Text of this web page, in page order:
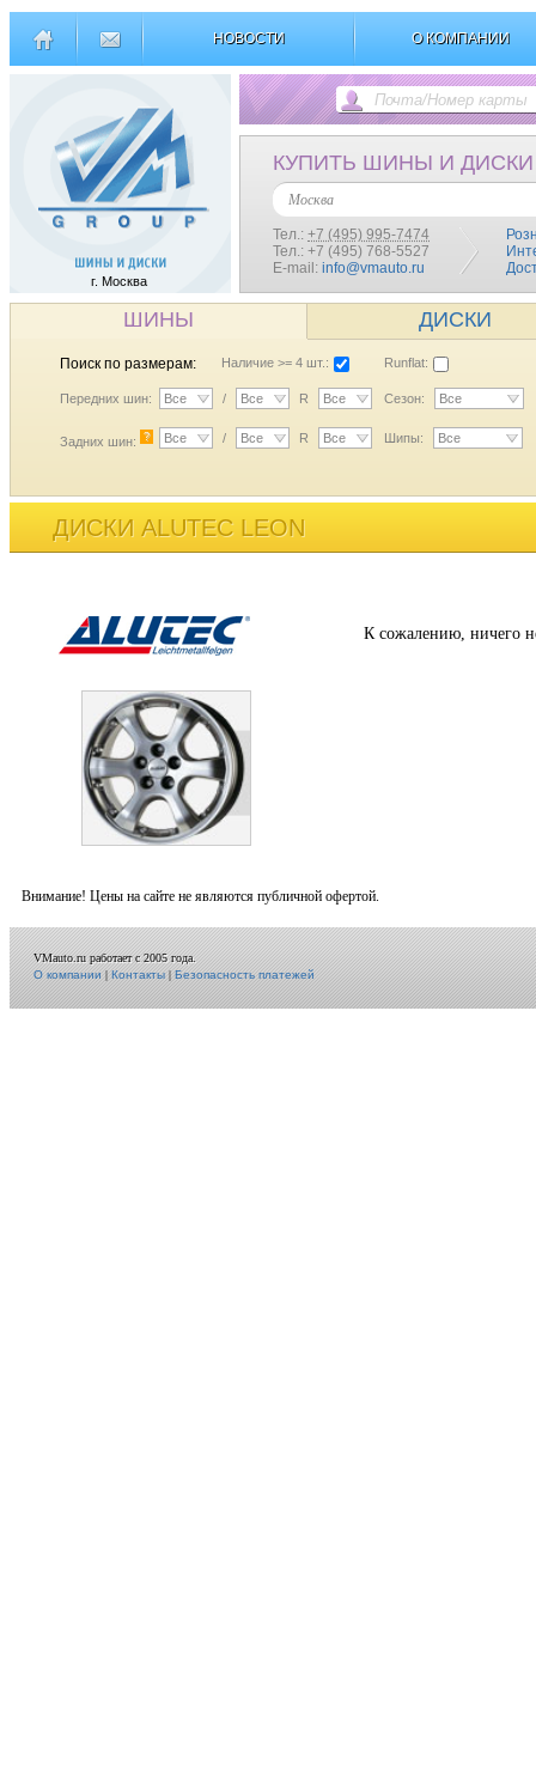
НОВОСТИ О КОМПАНИИ
г. Москва
КУПИТЬ ШИНЫ И ДИСКИ
Москва
Тел.: +7 (495) 995-7474
Тел.: +7 (495) 768-5527
E-mail: info@vmauto.ru
ШИНЫ ДИСКИ
Поиск по размерам: Наличие >= 4 шт.: Runflat:
Передних шин: Все / Все R Все Сезон: Все
Задних шин: ? Все / Все R Все Шипы: Все
ДИСКИ ALUTEC LEON
К сожалению, ничего
Внимание! Цены на сайте не являются публичной офертой.
VMauto.ru работает с 2005 года.
О компании|Контакты|Безопасность платежей